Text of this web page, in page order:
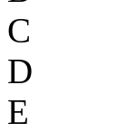
C
D
E